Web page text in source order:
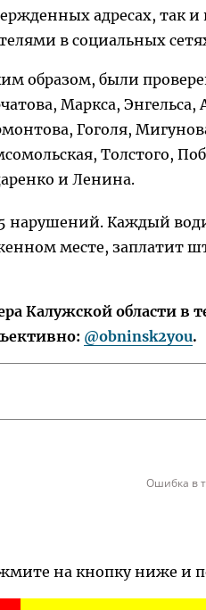
адресах, так
в социальных
образом, были
Маркса, Энгельса,
Гоголя,
Толстого,
и Ленина.
нарушений. Каждый
месте, заплатит
Калужской области в
@obninsk2you.
Ошибка в
на кнопку ниже и